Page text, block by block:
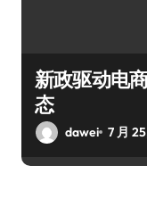
新政驱动电
态
dawei 7 月